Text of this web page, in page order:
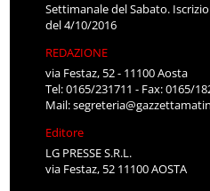
Settimanale del Sabato.
del 4/10/2016
REDAZIONE
via Festaz, 52 - 11100 Aosta
Tel: 0165/231711 - Fax: 0165/
Mail:
Editore
LG PRESSE S.R.L.
via Festaz, 52 11100 AOSTA